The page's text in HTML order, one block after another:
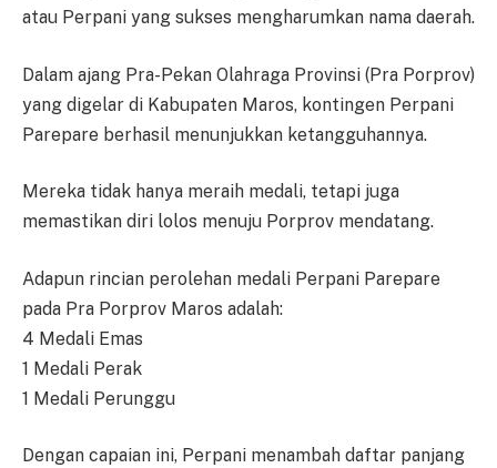
atau Perpani yang sukses mengharumkan nama daerah.
Dalam ajang Pra-Pekan Olahraga Provinsi (Pra Porprov)
yang digelar di Kabupaten Maros, kontingen Perpani
Parepare berhasil menunjukkan ketangguhannya.
Mereka tidak hanya meraih medali, tetapi juga
memastikan diri lolos menuju Porprov mendatang.
Adapun rincian perolehan medali Perpani Parepare
pada Pra Porprov Maros adalah:
4 Medali Emas
1 Medali Perak
1 Medali Perunggu
Dengan capaian ini, Perpani menambah daftar panjang